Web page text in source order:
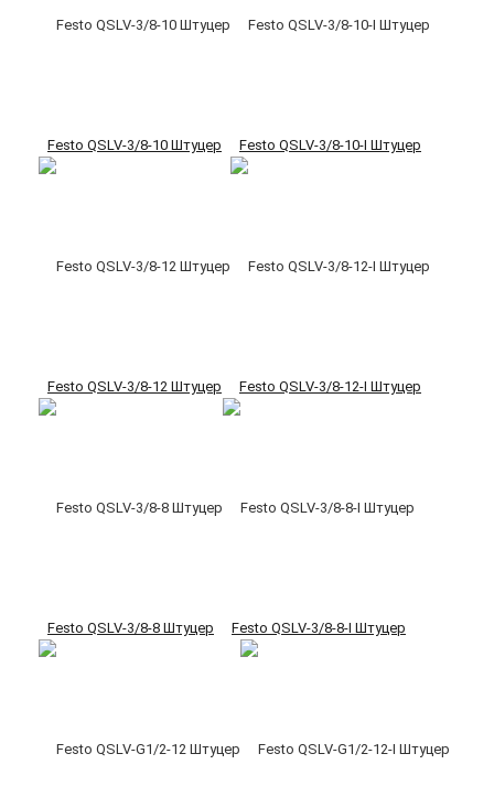
Festo QSLV-3/8-10 Штуцер Festo QSLV-3/8-10-I Штуцер
Festo QSLV-3/8-12 Штуцер Festo QSLV-3/8-12-I Штуцер
Festo QSLV-3/8-8 Штуцер Festo QSLV-3/8-8-I Штуцер